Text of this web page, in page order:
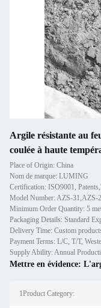
Argile résistante au
coulée à haute
Place of Origin: China
Nom de marque: LUMING
Certification: ISO9001,
Model Number: AZS-31,AZS-
Minimum Order Quantity: 5
Packaging Details: Standard
Delivery Time: Custom
Payment Terms: L/C, T/T,
Mettre en évidence:
1Product Category: